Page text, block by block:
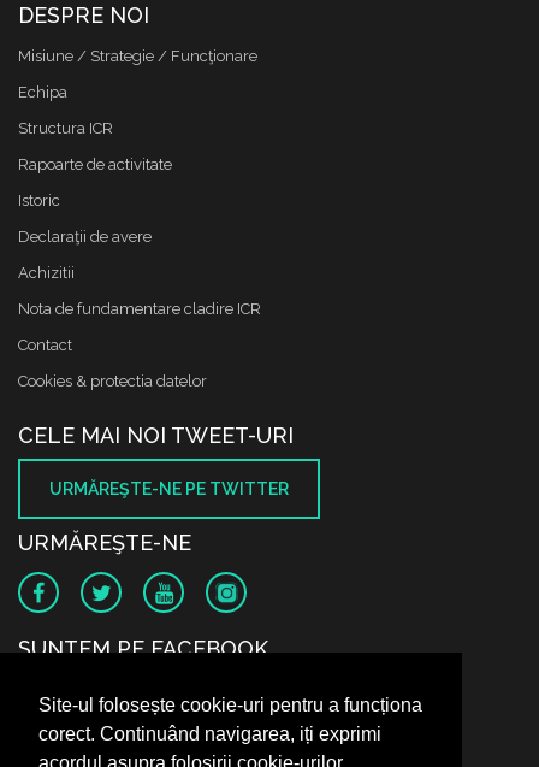
Site-ul folosește cookie-uri pentru a funcționa
corect. Continuând navigarea, iți exprimi
DESPRE NOI
Misiune / Strategie / Funcţionare
Echipa
Structura ICR
Rapoarte de activitate
Istoric
Declaraţii de avere
Achizitii
Nota de fundamentare cladire ICR
Contact
Cookies & protectia datelor
CELE MAI NOI TWEET-URI
URMĂREŞTE-NE PE TWITTER
URMĂREŞTE-NE
SUNTEM PE FACEBOOK